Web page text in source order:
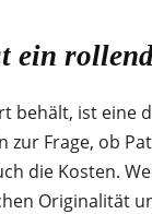
behält, ist
Frage, ob
die Kosten.
Originalität